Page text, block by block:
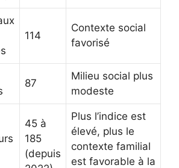
114
Contexte social
favorisé
87
Milieu social plus
modeste
45 à
185
(depuis
Plus l’indice est
élevé, plus le
contexte familial
est favorable à la